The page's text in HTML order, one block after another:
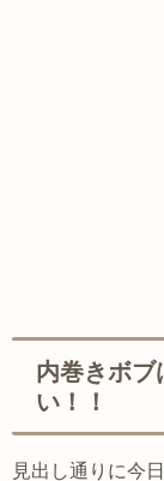
内巻きボブ
い！！
見出し通りに今